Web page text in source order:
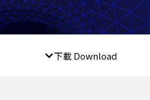
下載 Download